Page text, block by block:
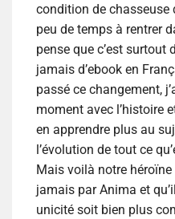
condition de chasseuse
peu de temps à rentrer
pense que c’est surtout
jamais d’ebook en
passé ce changement,
moment avec l’histoire
en apprendre plus au
l’évolution de tout ce
Mais voilà notre
jamais par Anima et
unicité soit bien plus